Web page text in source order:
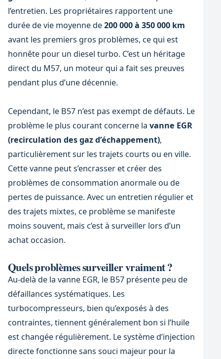
l’entretien. Les propriétaires rapportent une
durée de vie moyenne de200 000 à 350 000 km
avant les premiers gros problèmes, ce qui est
honnête pour un diesel turbo. C’est un héritage
direct du M57, un moteur qui a fait ses preuves
pendant plus d’une décennie.
Cependant, le B57 n’est pas exempt de défauts. Le
problème le plus courant concerne la vanne EGR
(recirculation des gaz d’échappement),
particulièrement sur les trajets courts ou en ville.
Cette vanne peut s’encrasser et créer des
problèmes de consommation anormale ou de
pertes de puissance. Avec un entretien régulier et
des trajets mixtes, ce problème se manifeste
moins souvent, mais c’est à surveiller lors d’un
achat occasion.
Quels problèmes surveiller vraiment ?
Au-delà de la vanne EGR, le B57 présente peu de
défaillances systématiques. Les
turbocompresseurs, bien qu’exposés à des
contraintes, tiennent généralement bon si l’huile
est changée régulièrement. Le système d’injection
directe fonctionne sans souci majeur pour la